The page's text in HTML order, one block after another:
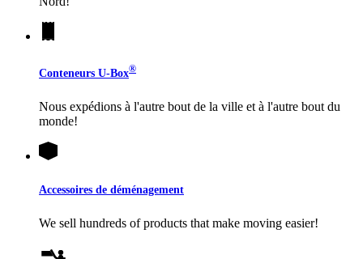
Conteneurs U-Box®
Nous expédions à l'autre bout de la ville et à l'autre bout du
monde!
Accessoires de déménagement
We sell hundreds of products that make moving easier!